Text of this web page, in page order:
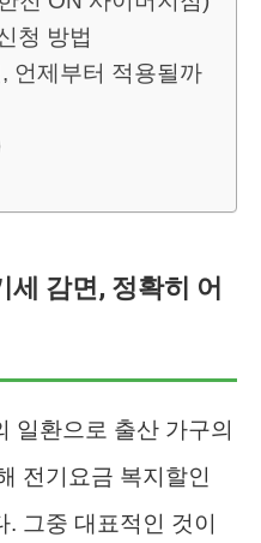
청 방법
언제부터 적용될까
감면, 정확히 어
일환으로 출산 가구의
전기요금 복지할인
그중 대표적인 것이